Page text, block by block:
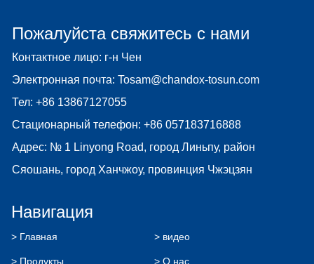
Пожалуйста свяжитесь с нами
Контактное лицо: г-н Чен
Электронная почта: Tosam@chandox-tosun.com
Тел: +86 13867127055
Стационарный телефон: +86 057183716888
Адрес: № 1 Linyong Road, город Линьпу, район
Сяошань, город Ханчжоу, провинция Чжэцзян
Навигация
> Главная
> Продукты
> видео
> О нас